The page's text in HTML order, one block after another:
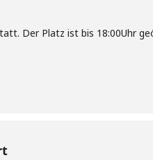
Der Platz ist bis 18:00Uhr